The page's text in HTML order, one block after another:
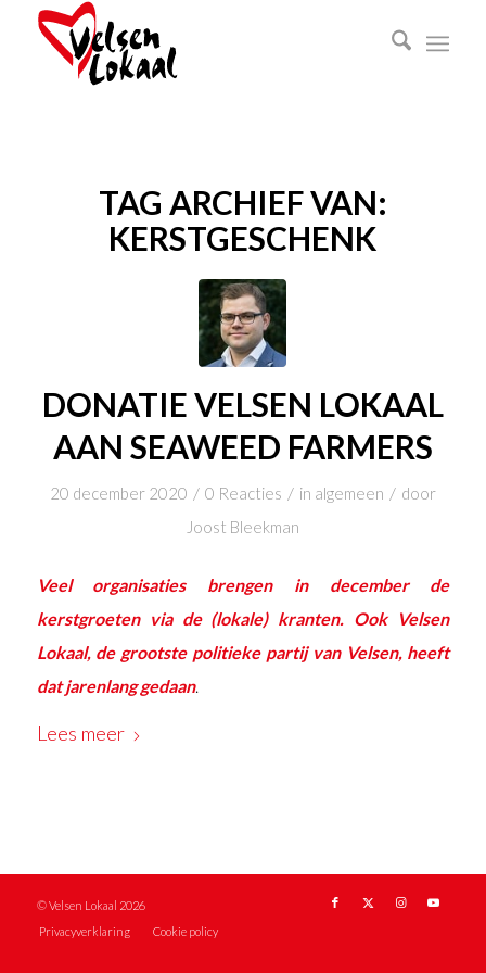
TAG ARCHIEF VAN:
KERSTGESCHENK
DONATIE VELSEN LOKAAL
AAN SEAWEED FARMERS
20 december 2020 / 0 Reacties / in algemeen / door
Joost Bleekman
Veel organisaties brengen in december de
kerstgroeten via de (lokale) kranten. Ook Velsen
Lokaal, de grootste politieke partij van Velsen, heeft
dat jarenlang gedaan.
Lees meer
© Velsen Lokaal 2026
Privacyverklaring
Cookie policy